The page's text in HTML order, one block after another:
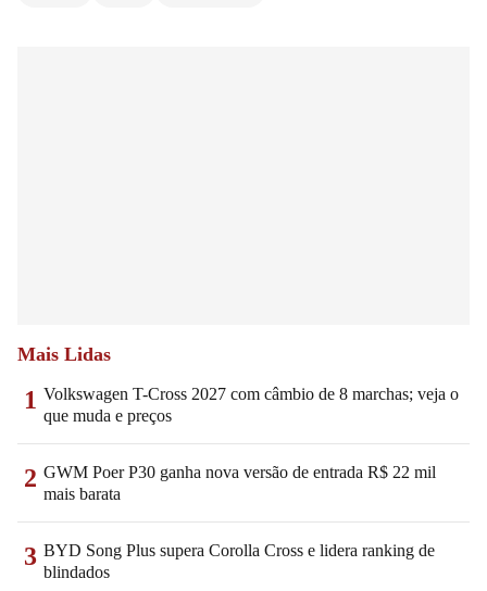
Mais Lidas
1 Volkswagen T-Cross 2027 com câmbio de 8 marchas; veja o
que muda e preços
2 GWM Poer P30 ganha nova versão de entrada R$ 22 mil
mais barata
3 BYD Song Plus supera Corolla Cross e lidera ranking de
blindados